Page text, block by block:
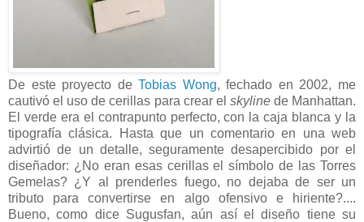
De este proyecto deTobias Wong, fechado en 2002, me
cautivó el uso de cerillas para crear el skylinede Manhattan.
El verde era el contrapunto perfecto, con la caja blanca y la
tipografía clásica. Hasta que un comentario en una web
advirtió de un detalle, seguramente desapercibido por el
diseñador: ¿No eran esas cerillas el símbolo de las Torres
Gemelas? ¿Y al prenderles fuego, no dejaba de ser un
tributo para convertirse en algo ofensivo e hiriente?....
Bueno, como dice Sugusfan, aún así el diseño tiene su